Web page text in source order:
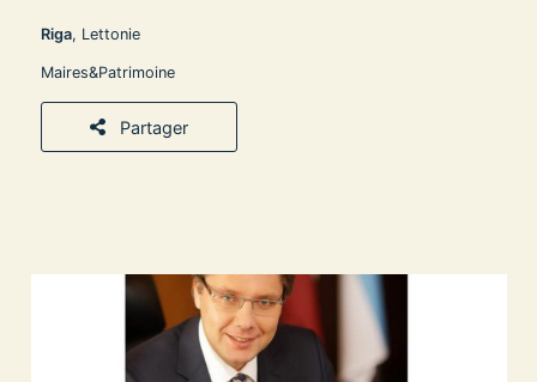
Riga, Lettonie
Maires&Patrimoine
Partager